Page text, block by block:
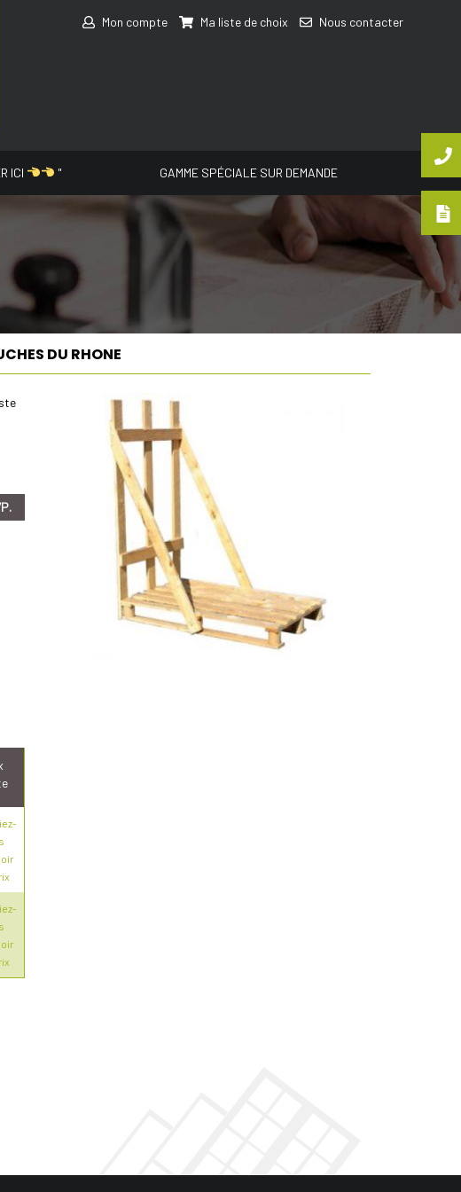
Mon compte Ma liste de choix Nous contacter
ICI " GAMME SPÉCIALE SUR DEMANDE
DU RHONE